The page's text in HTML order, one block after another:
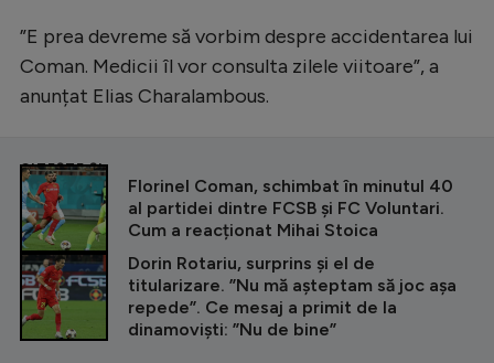
”E prea devreme să vorbim despre accidentarea lui
Coman. Medicii îl vor consulta zilele viitoare”, a
anunțat Elias Charalambous.
CITEȘTE ȘI
Florinel Coman, schimbat în minutul 40
al partidei dintre FCSB și FC Voluntari.
Cum a reacționat Mihai Stoica
Dorin Rotariu, surprins și el de
titularizare. ”Nu mă așteptam să joc așa
repede”. Ce mesaj a primit de la
dinamoviști: ”Nu de bine”